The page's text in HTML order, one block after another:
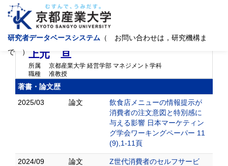
研究者データベースシステム （ お問い合わせは，研究機構ま
で ）
ウエモト ワタル Uemoto Wataru
上元 亘
所属
京都産業大学 経営学部 マネジメント学科
職種
准教授
著書・論文歴
2025/03
論文
飲食店メニューの情報提示が
消費者の注文意図と特別感に
与える影響 日本マーケティン
グ学会ワーキングペーパー 11
(9),1-11頁
2024/09 論文
Z世代消費者のセルフサービ